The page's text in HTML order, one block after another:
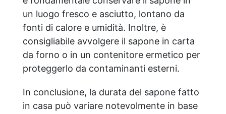
rispetto alla glicerina ottenuta da grassi
animali. Documenti di Sicurezza (SDS)
Test Dermatologico
un luogo fresco e asciutto, lontano da
fonti di calore e umidità. Inoltre, è
consigliabile avvolgere il sapone in carta
da forno o in un contenitore ermetico per
proteggerlo da contaminanti esterni.
In conclusione, la durata del sapone fatto
in casa può variare notevolmente in base